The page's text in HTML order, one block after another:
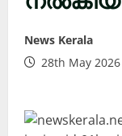
News Kerala
28th May 2026